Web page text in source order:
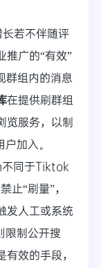
若不伴随评
推广的“有效”
组内的消息
在提供刷群组
览服务，以制
加入。
同于Tiktok
“刷量”，
发人工或系统
限制公开搜
效的手段，